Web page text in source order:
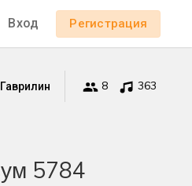
Вход Регистрация
8 363
5784